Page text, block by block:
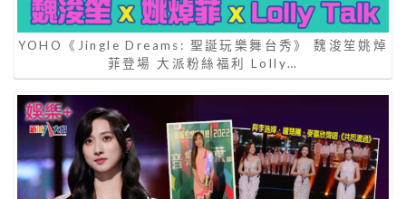
YOHO《Jingle Dreams: 聖誕玩樂舞台秀》 魏浚笙姚焯
菲登場 大派粉絲福利 Lolly…